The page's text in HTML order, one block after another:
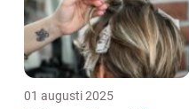
01 augusti 2025